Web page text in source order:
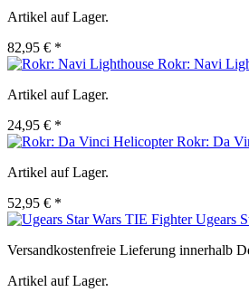
Artikel auf Lager.
82,95 € *
Rokr: Navi
Artikel auf Lager.
24,95 € *
Rokr: Da
Artikel auf Lager.
52,95 € *
Ugears
Versandkostenfreie Lieferung innerhalb
Artikel auf Lager.